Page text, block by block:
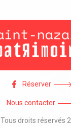
Réserver
Nous contacter
Tous droits réservés